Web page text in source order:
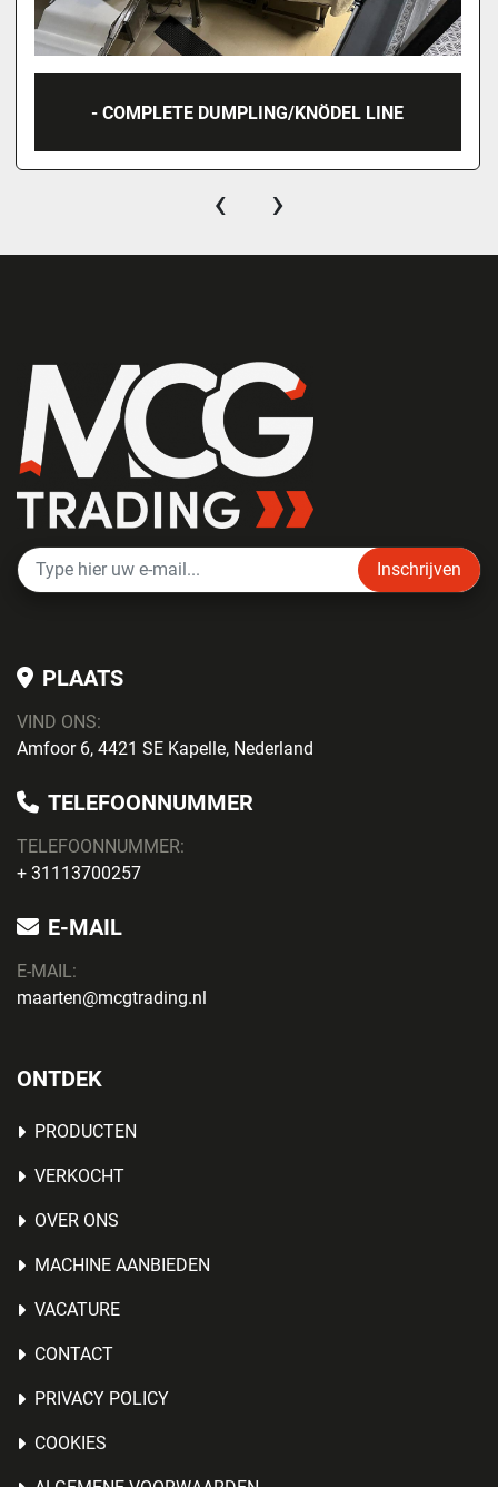
- COMPLETE DUMPLING/KNÖDEL LINE
‹ ›
Inschrijven
PLAATS
VIND ONS:
Amfoor 6, 4421 SE Kapelle, Nederland
TELEFOONNUMMER
TELEFOONNUMMER:
+ 31113700257
E-MAIL
E-MAIL:
maarten@mcgtrading.nl
ONTDEK
PRODUCTEN
VERKOCHT
OVER ONS
MACHINE AANBIEDEN
VACATURE
CONTACT
PRIVACY POLICY
COOKIES